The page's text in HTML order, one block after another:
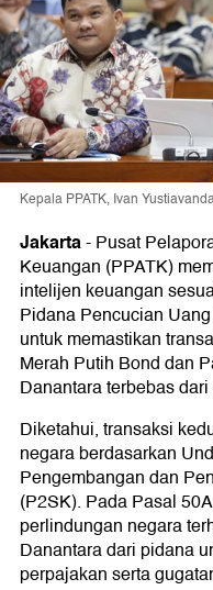
Kepala PPATK, Ivan
Jakarta-Pusat
Keuangan (PPATK)
intelijen keuangan
Pidana Pencucian
untuk memastikan
Merah Putih Bond dan
Danantara terbebas
Diketahui, transaksi
negara berdasarkan
Pengembangan dan
(P2SK). Pada Pasal
perlindungan negara
Danantara dari pidana
perpajakan serta